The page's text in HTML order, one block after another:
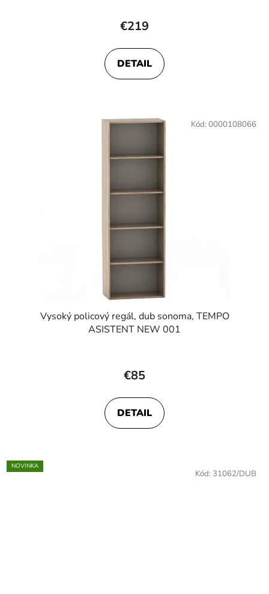
€219
DETAIL
Vysoký policový regál, dub sonoma, TEMPO
ASISTENT NEW 001
€85
DETAIL
Kód: 0000108066
NOVINKA
Kód: 31062/DUB